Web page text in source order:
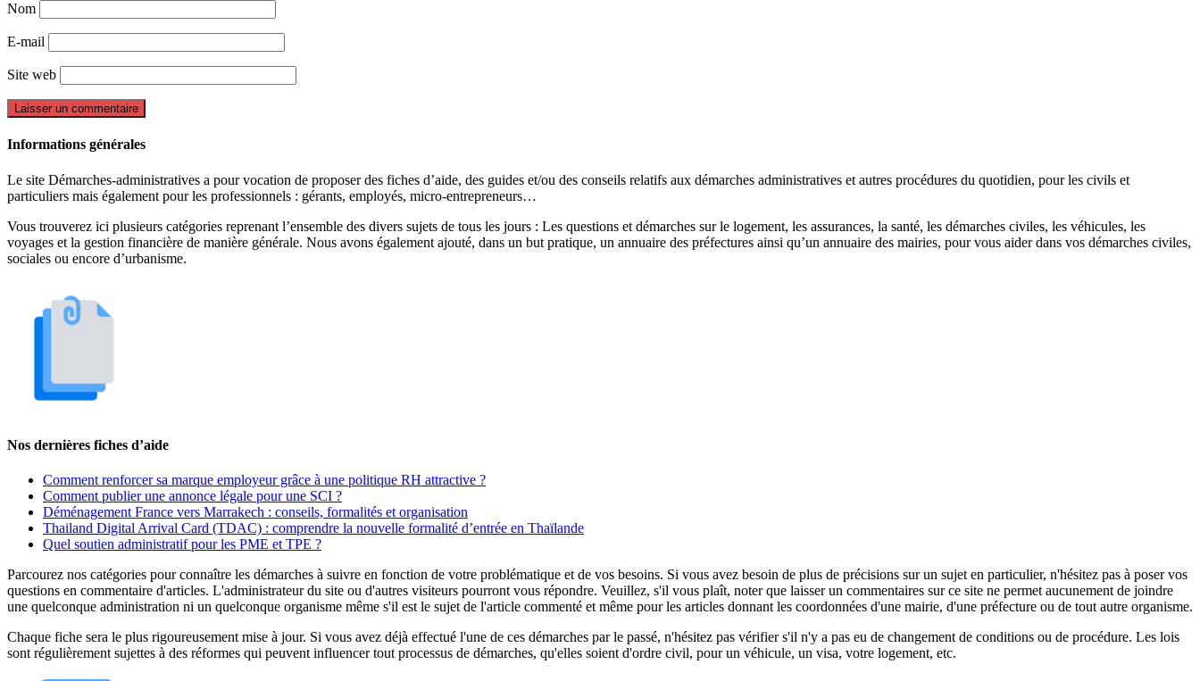
Nom
E-mail
Site web
Informations générales
Le site Démarches-administratives a pour vocation de proposer des fiches d’aide, des guides et/ou des conseils relatifs aux démarches administratives et autres procédures du quotidien, pour les civils et
particuliers mais également pour les professionnels : gérants, employés, micro-entrepreneurs…
Vous trouverez ici plusieurs catégories reprenant l’ensemble des divers sujets de tous les jours : Les questions et démarches sur le logement, les assurances, la santé, les démarches civiles, les véhicules, les
voyages et la gestion financière de manière générale. Nous avons également ajouté, dans un but pratique, un annuaire des préfectures ainsi qu’un annuaire des mairies, pour vous aider dans vos démarches civiles,
sociales ou encore d’urbanisme.
Nos dernières fiches d’aide
Comment renforcer sa marque employeur grâce à une politique RH attractive ?
Comment publier une annonce légale pour une SCI ?
Déménagement France vers Marrakech : conseils, formalités et organisation
Thailand Digital Arrival Card (TDAC) : comprendre la nouvelle formalité d’entrée en Thaïlande
Quel soutien administratif pour les PME et TPE ?
Parcourez nos catégories pour connaître les démarches à suivre en fonction de votre problématique et de vos besoins. Si vous avez besoin de plus de précisions sur un sujet en particulier, n'hésitez pas à poser vos
questions en commentaire d'articles. L'administrateur du site ou d'autres visiteurs pourront vous répondre. Veuillez, s'il vous plaît, noter que laisser un commentaires sur ce site ne permet aucunement de joindre
une quelconque administration ni un quelconque organisme même s'il est le sujet de l'article commenté et même pour les articles donnant les coordonnées d'une mairie, d'une préfecture ou de tout autre organisme.
Chaque fiche sera le plus rigoureusement mise à jour. Si vous avez déjà effectué l'une de ces démarches par le passé, n'hésitez pas vérifier s'il n'y a pas eu de changement de conditions ou de procédure. Les lois
sont régulièrement sujettes à des réformes qui peuvent influencer tout processus de démarches, qu'elles soient d'ordre civil, pour un véhicule, un visa, votre logement, etc.